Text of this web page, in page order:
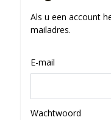
Als u een account
mailadres.
E-mail
Wachtwoord